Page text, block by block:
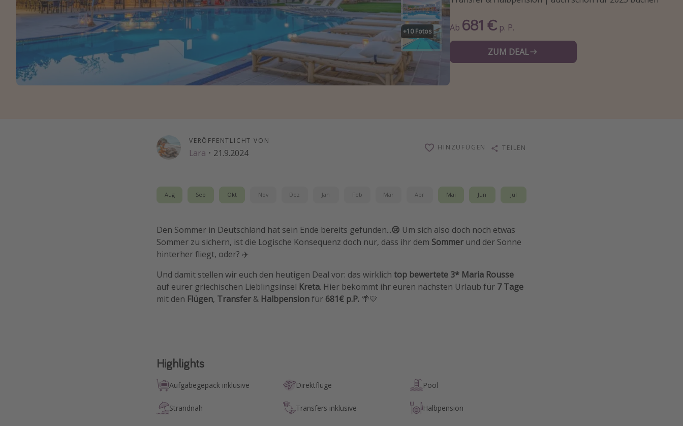
+10 Fotos Ab 681 € p. P.
ZUM DEAL
VERÖFFENTLICHT VON
Lara · 21.9.2024
HINZUFÜGEN TEILEN
Aug Sep Okt Nov Dez Jan Feb Mär Apr Mai Jun Jul
Den Sommer in Deutschland hat sein Ende bereits gefunden...😢 Um sich also doch noch etwas
Sommer zu sichern, ist die Logische Konsequenz doch nur, dass ihr dem Sommer und der Sonne
hinterher fliegt, oder? ✈️
Und damit stellen wir euch den heutigen Deal vor: das wirklich top bewertete 3* Maria Rousse
auf eurer griechischen Lieblingsinsel Kreta. Hier bekommt ihr euren nächsten Urlaub für 7 Tage
mit den Flügen, Transfer & Halbpensionfür 681€ p.P. 🌴💛
Highlights
Aufgabegepäck inklusive Direktflüge Pool
Strandnah Transfers inklusive Halbpension